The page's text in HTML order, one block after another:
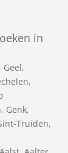
in
, Geel,
,
, Genk,
Truiden,